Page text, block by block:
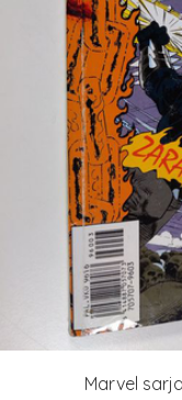
Marvel